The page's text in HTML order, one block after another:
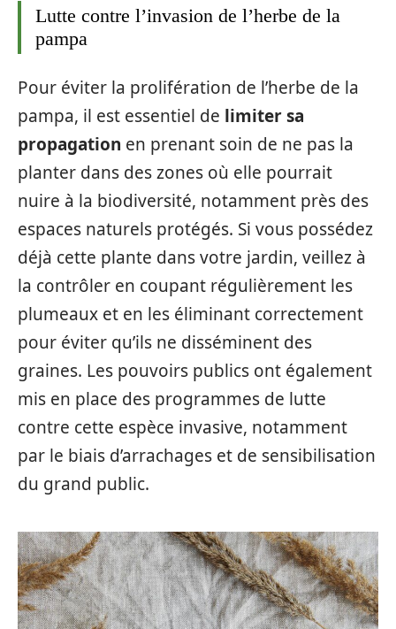
Lutte contre l’invasion de l’herbe de la
pampa
Pour éviter la prolifération de l’herbe de la
pampa, il est essentiel de limiter sa
propagation en prenant soin de ne pas la
planter dans des zones où elle pourrait
nuire à la biodiversité, notamment près des
espaces naturels protégés. Si vous possédez
déjà cette plante dans votre jardin, veillez à
la contrôler en coupant régulièrement les
plumeaux et en les éliminant correctement
pour éviter qu’ils ne disséminent des
graines. Les pouvoirs publics ont également
mis en place des programmes de lutte
contre cette espèce invasive, notamment
par le biais d’arrachages et de sensibilisation
du grand public.